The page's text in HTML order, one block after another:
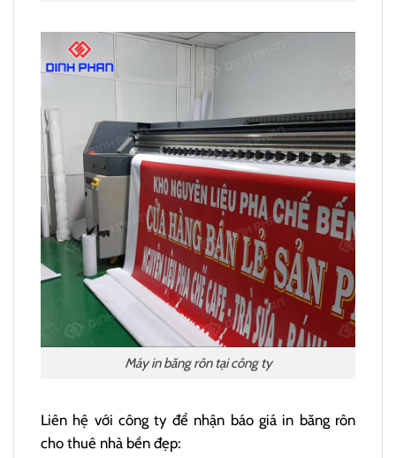
Máy in băng rôn tại công ty
Liên hệ với công ty để nhận báo giá in băng rôn
cho thuê nhà bền đẹp: